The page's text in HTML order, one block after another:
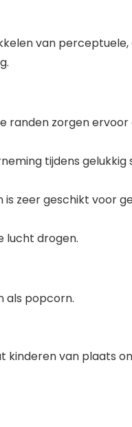
van
zorgen
tijdens
zeer geschikt voor
lucht drogen.
als popcorn.
kinderen van plaats